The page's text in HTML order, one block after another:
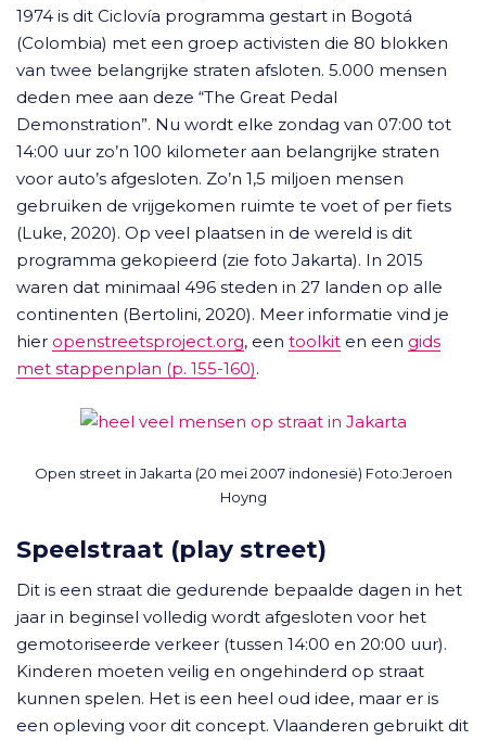
1974 is dit Ciclovía programma gestart in Bogotá
(Colombia) met een groep activisten die 80 blokken
van twee belangrijke straten afsloten. 5.000 mensen
deden mee aan deze “The Great Pedal
Demonstration”. Nu wordt elke zondag van 07:00 tot
14:00 uur zo’n 100 kilometer aan belangrijke straten
voor auto’s afgesloten. Zo’n 1,5 miljoen mensen
gebruiken de vrijgekomen ruimte te voet of per fiets
(Luke, 2020). Op veel plaatsen in de wereld is dit
programma gekopieerd (zie foto Jakarta). In 2015
waren dat minimaal 496 steden in 27 landen op alle
continenten (Bertolini, 2020). Meer informatie vind je
hier openstreetsproject.org, een toolkit en een gids
met stappenplan (p. 155-160).
Open street in Jakarta (20 mei 2007 indonesië) Foto:Jeroen
Hoyng
Speelstraat (play street)
Dit is een straat die gedurende bepaalde dagen in het
jaar in beginsel volledig wordt afgesloten voor het
gemotoriseerde verkeer (tussen 14:00 en 20:00 uur).
Kinderen moeten veilig en ongehinderd op straat
kunnen spelen. Het is een heel oud idee, maar er is
een opleving voor dit concept. Vlaanderen gebruikt dit